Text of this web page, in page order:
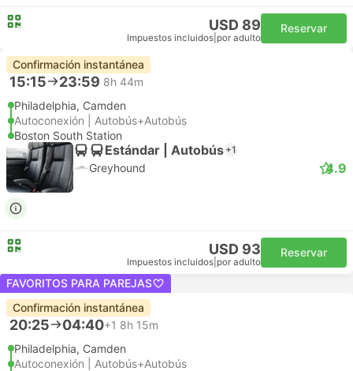
USD 89
Impuestos incluidos por adulto
Reservar
Confirmación instantánea
15:15 23:59 8h 44m
Philadelphia, Camden
Autoconexión | Autobús+Autobús
Boston South Station
Estándar | Autobús +1
Greyhound 4.9
USD 93
Impuestos incluidos por adulto
Reservar
FAVORITOS PARA PAREJAS
Confirmación instantánea
20:25 04:40+1 8h 15m
Philadelphia, Camden
Autoconexión | Autobús+Autobús